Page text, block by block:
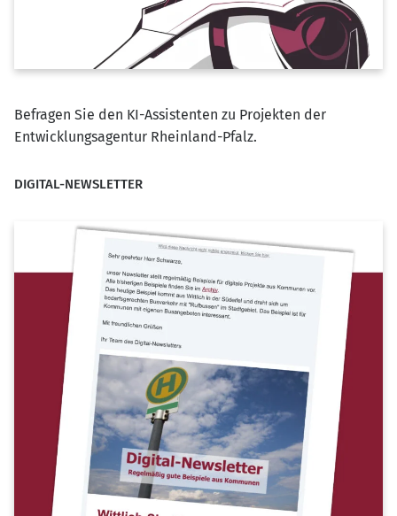
Befragen Sie den KI-Assistenten zu Projekten der
Entwicklungsagentur Rheinland-Pfalz.
DIGITAL-NEWSLETTER